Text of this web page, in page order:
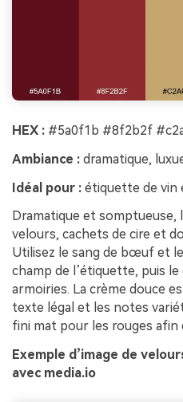
HEX : #5a0f1b #8f2b2f
Ambiance : dramatique,
Idéal pour : étiquette de vin
Dramatique et somptueuse,
velours, cachets de cire et
Utilisez le sang de bœuf et
champ de l’étiquette, puis
armoiries. La crème douce
texte légal et les notes
fini mat pour les rouges afin
Exemple d’image de
avec media.io